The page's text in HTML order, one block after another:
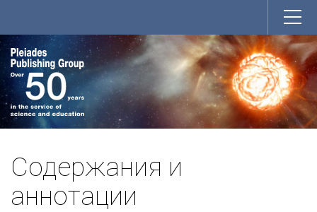
Содержания и
аннотации